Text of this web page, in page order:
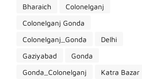
Bharaich
Colonelganj
Colonelganj Gonda
Colonelganj_Gonda
Delhi
Gaziyabad
Gonda
Gonda_Colonelganj
Katra Bazar